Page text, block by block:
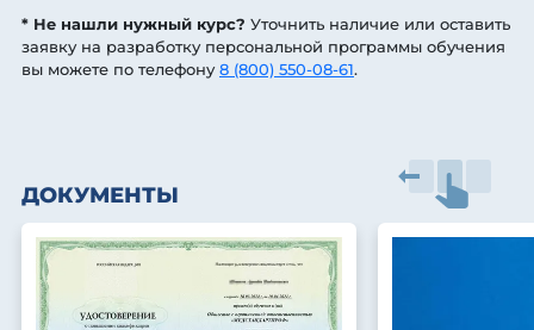
* Не нашли нужный курс? Уточнить наличие или оставить
заявку на разработку персональной программы обучения
вы можете по телефону8 (800) 550-08-61.
ДОКУМЕНТЫ